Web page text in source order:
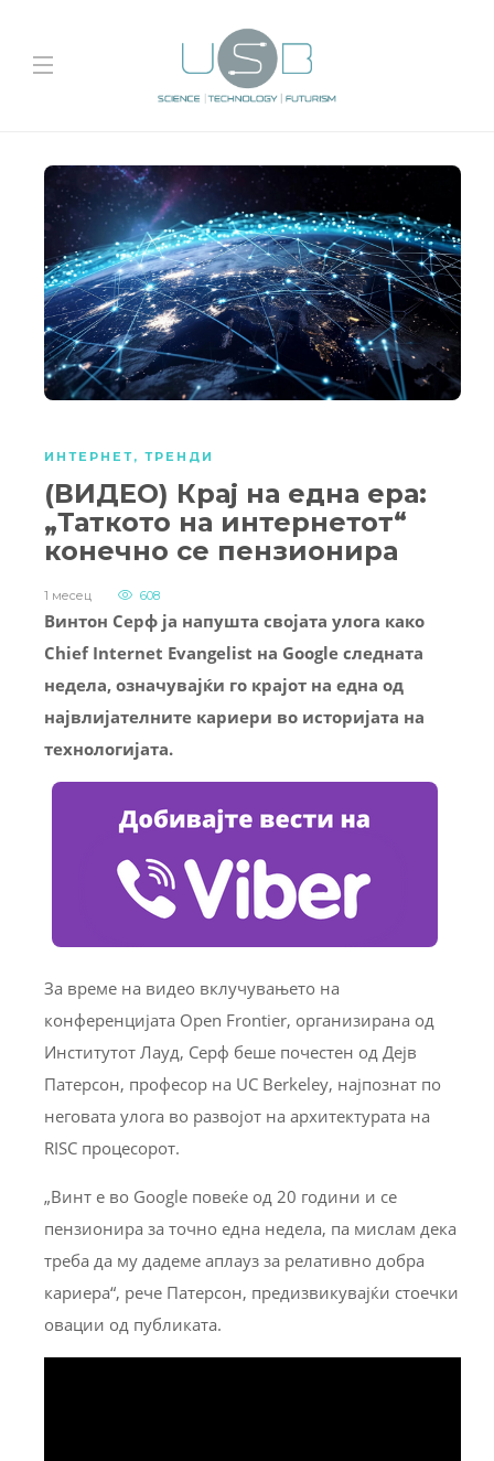
ИНТЕРНЕТ, ТРЕНДИ
(ВИДЕО) Крај на една ера:
„Таткото на интернетот“
конечно се пензионира
1 месец 608
Винтон Серф ја напушта својата улога како
Chief Internet Evangelist на Google следната
недела, означувајќи го крајот на една од
највлијателните кариери во историјата на
технологијата.
За време на видео вклучувањето на
конференцијата Open Frontier, организирана од
Институтот Лауд, Серф беше почестен од Дејв
Патерсон, професор на UC Berkeley, најпознат по
неговата улога во развојот на архитектурата на
RISC процесорот.
„Винт е во Google повеќе од 20 години и се
пензионира за точно една недела, па мислам дека
треба да му дадеме аплауз за релативно добра
кариера“, рече Патерсон, предизвикувајќи стоечки
овации од публиката.